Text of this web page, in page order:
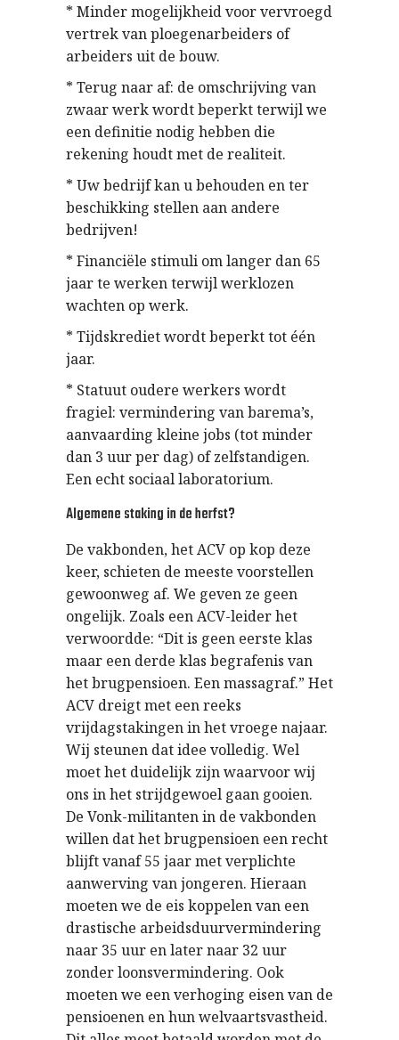
* Minder mogelijkheid voor vervroegd
vertrek van ploegenarbeiders of
arbeiders uit de bouw.
* Terug naar af: de omschrijving van
zwaar werk wordt beperkt terwijl we
een definitie nodig hebben die
rekening houdt met de realiteit.
* Uw bedrijf kan u behouden en ter
beschikking stellen aan andere
bedrijven!
* Financiële stimuli om langer dan 65
jaar te werken terwijl werklozen
wachten op werk.
* Tijdskrediet wordt beperkt tot één
jaar.
* Statuut oudere werkers wordt
fragiel: vermindering van barema’s,
aanvaarding kleine jobs (tot minder
dan 3 uur per dag) of zelfstandigen.
Een echt sociaal laboratorium.
Algemene staking in de herfst?
De vakbonden, het ACV op kop deze
keer, schieten de meeste voorstellen
gewoonweg af. We geven ze geen
ongelijk. Zoals een ACV-leider het
verwoordde: “Dit is geen eerste klas
maar een derde klas begrafenis van
het brugpensioen. Een massagraf.” Het
ACV dreigt met een reeks
vrijdagstakingen in het vroege najaar.
Wij steunen dat idee volledig. Wel
moet het duidelijk zijn waarvoor wij
ons in het strijdgewoel gaan gooien.
De Vonk-militanten in de vakbonden
willen dat het brugpensioen een recht
blijft vanaf 55 jaar met verplichte
aanwerving van jongeren. Hieraan
moeten we de eis koppelen van een
drastische arbeidsduurvermindering
naar 35 uur en later naar 32 uur
zonder loonsvermindering. Ook
moeten we een verhoging eisen van de
pensioenen en hun welvaartsvastheid.